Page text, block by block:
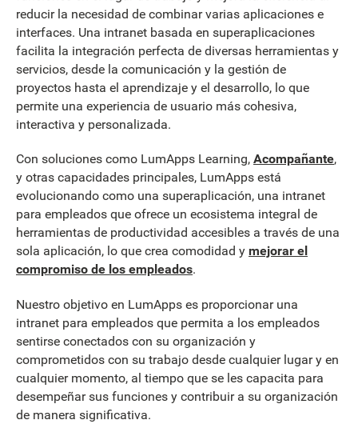
reducir la necesidad de combinar varias aplicaciones e
interfaces. Una intranet basada en superaplicaciones
facilita la integración perfecta de diversas herramientas y
servicios, desde la comunicación y la gestión de
proyectos hasta el aprendizaje y el desarrollo, lo que
permite una experiencia de usuario más cohesiva,
interactiva y personalizada.
Con soluciones como LumApps Learning, Acompañante,
y otras capacidades principales, LumApps está
evolucionando como una superaplicación, una intranet
para empleados que ofrece un ecosistema integral de
herramientas de productividad accesibles a través de una
sola aplicación, lo que crea comodidad y mejorar el
compromiso de los empleados.
Nuestro objetivo en LumApps es proporcionar una
intranet para empleados que permita a los empleados
sentirse conectados con su organización y
comprometidos con su trabajo desde cualquier lugar y en
cualquier momento, al tiempo que se les capacita para
desempeñar sus funciones y contribuir a su organización
de manera significativa.